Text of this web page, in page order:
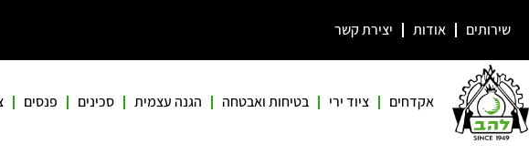
שירותים אודות יצירת קשר
אקדחים ציוד ירי בטיחות ואבטחה הגנה עצמית סכינים פנסים